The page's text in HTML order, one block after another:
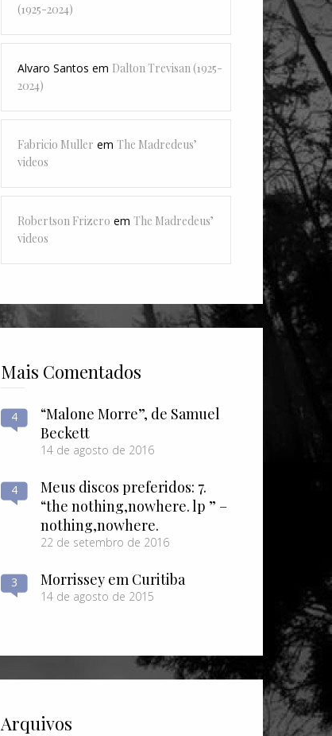
(1925-2024)
Alvaro Santos em Dalton Trevisan (1925-
2024)
Fabricio Muller em The Madredeus’
videos
Robertson Frizero em The Madredeus’
videos
Mais Comentados
4
“Malone Morre”, de Samuel
Beckett
14 de agosto de 2016
4
Meus discos preferidos: 7.
“the nothing​,​nowhere. lp ” –
nothing​,​nowhere.
22 de setembro de 2016
3 Morrissey em Curitiba
14 de agosto de 2015
Arquivos